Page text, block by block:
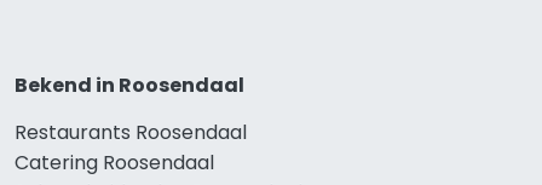
Bekend in Roosendaal
Restaurants Roosendaal
Catering Roosendaal